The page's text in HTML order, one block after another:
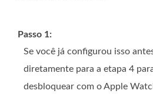
Passo 1:
Se você já configurou isso
diretamente para a etapa 4
desbloquear com o Apple